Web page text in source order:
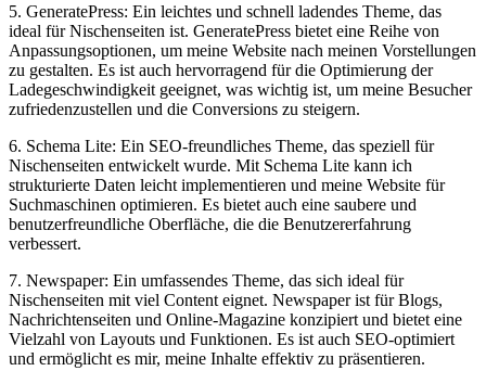
5. GeneratePress: Ein⁢ leichtes und schnell ladendes ⁣Theme, das
ideal für Nischenseiten ist. GeneratePress bietet eine Reihe von
Anpassungsoptionen, ​um meine Website nach meinen Vorstellungen
zu gestalten. Es ist auch hervorragend‌ für die Optimierung der
Ladegeschwindigkeit geeignet, was ‌wichtig ist, ⁤um meine Besucher
zufriedenzustellen und‍ die ‍Conversions zu steigern.
6.​ Schema Lite: ‌Ein SEO-freundliches Theme, das ⁣speziell für
Nischenseiten⁣ entwickelt wurde. Mit ​Schema ⁣Lite kann ich
strukturierte Daten⁤ leicht implementieren und‌ meine Website für
⁣Suchmaschinen optimieren.⁤ Es bietet ‌auch eine saubere ⁤und
benutzerfreundliche Oberfläche, die die Benutzererfahrung
verbessert.
7. Newspaper: Ein umfassendes Theme, das sich⁢ ideal für
Nischenseiten mit viel Content​ eignet. Newspaper ist für Blogs,
Nachrichtenseiten und Online-Magazine konzipiert und bietet eine
Vielzahl von Layouts und Funktionen. Es‍ ist auch SEO-optimiert⁣
und ermöglicht es mir, ⁢meine Inhalte effektiv zu präsentieren.